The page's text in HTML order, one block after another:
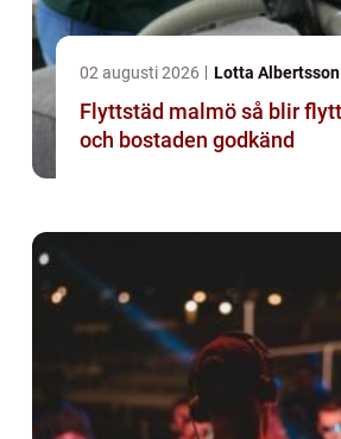
02 augusti 2026 Lotta Albertsson
Flyttstäd malmö så blir flytten enklare
och bostaden godkänd